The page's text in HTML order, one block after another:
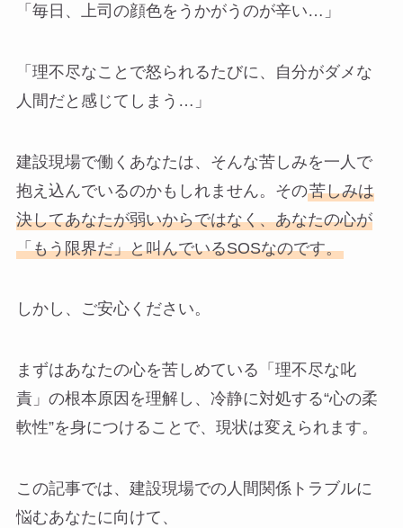
「毎日、上司の顔色をうかがうのが辛い…」
「理不尽なことで怒られるたびに、自分がダメな
人間だと感じてしまう…」
建設現場で働くあなたは、そんな苦しみを一人で
抱え込んでいるのかもしれません。その苦しみは
決してあなたが弱いからではなく、あなたの心が
「もう限界だ」と叫んでいるSOSなのです。
しかし、ご安心ください。
まずはあなたの心を苦しめている「理不尽な叱
責」の根本原因を理解し、冷静に対処する“心の柔
軟性”を身につけることで、現状は変えられます。
この記事では、建設現場での人間関係トラブルに
悩むあなたに向けて、